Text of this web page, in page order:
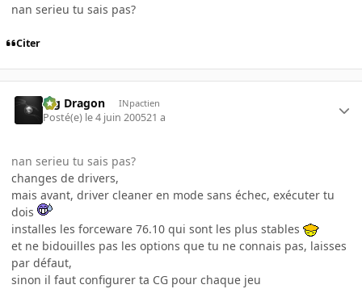
nan serieu tu sais pas?
Citer
Big Dragon INpactien
Posté(e) le 4 juin 200521 a
nan serieu tu sais pas?
changes de drivers,
mais avant, driver cleaner en mode sans échec, exécuter tu
dois
installes les forceware 76.10 qui sont les plus stables
et ne bidouilles pas les options que tu ne connais pas, laisses
par défaut,
sinon il faut configurer ta CG pour chaque jeu